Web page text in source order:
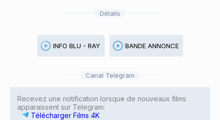
Détails
INFO BLU - RAY BANDE ANNONCE
Canal Telegram
Recevez une notification lorsque de nouveaux films
apparaissent sur Telegram:
Télécharger Films 4K